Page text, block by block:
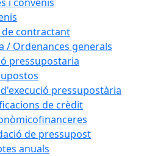
de contractant
/ Ordenances generals
pressupostaria
pressupostària
de crèdit
de pressupost
anuals